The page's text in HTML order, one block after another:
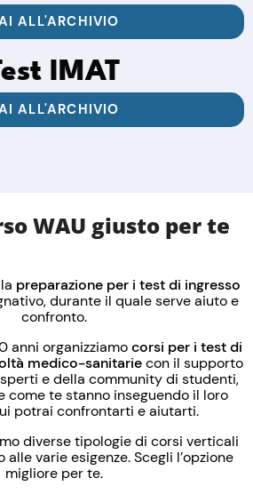
ALL'ARCHIVIO
IMAT
ALL'ARCHIVIO
WAU giusto per te
preparazione per i test di ingresso
durante il quale serve aiuto e
confronto.
anni organizziamocorsi per i test di
medico-sanitariecon il supporto
e della community di studenti,
come te stanno inseguendo il loro
potrai confrontarti e aiutarti.
diverse tipologie di corsi verticali
varie esigenze. Scegli l’opzione
migliore per te.